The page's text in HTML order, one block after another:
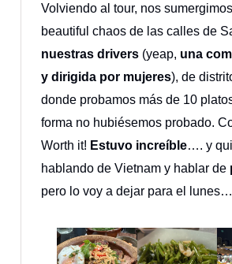
Volviendo al tour, nos
beautiful chaos de las calles de
nuestras drivers (yeap, una
y dirigida por mujeres), de
donde probamos más de 10
forma no hubiésemos probado.
Worth it! Estuvo increíble…. y
hablando de Vietnam y hablar de
pero lo voy a dejar para el